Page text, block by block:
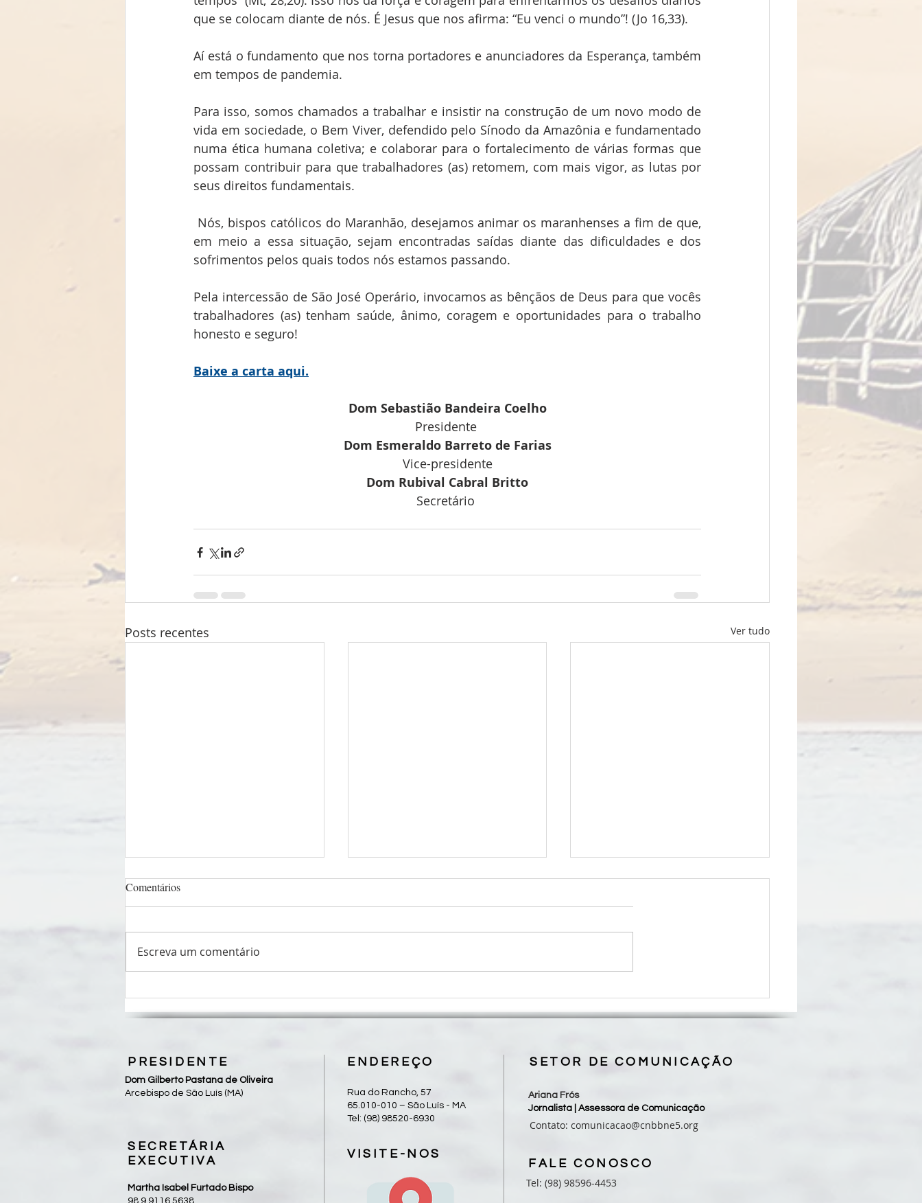
que se colocam diante de nós. É Jesus que nos afirma: “Eu venci o mundo”! (Jo 16,33).
Aí está o fundamento que nos torna portadores e anunciadores da Esperança, também
em tempos de pandemia.
Para isso, somos chamados a trabalhar e insistir na construção de um novo modo de
vida em sociedade, o Bem Viver, defendido pelo Sínodo da Amazônia e fundamentado
numa ética humana coletiva; e colaborar para o fortalecimento de várias formas que
possam contribuir para que trabalhadores (as) retomem, com mais vigor, as lutas por
seus direitos fundamentais.
em meio a essa situação, sejam encontradas saídas diante das dificuldades e dos
sofrimentos pelos quais todos nós estamos passando.
Pela intercessão de São José Operário, invocamos as bênçãos de Deus para que vocês
trabalhadores (as) tenham saúde, ânimo, coragem e oportunidades para o trabalho
honesto e seguro!
Baixe a carta aqui.
Dom Sebastião Bandeira Coelho
Presidente
Dom Esmeraldo Barreto de Farias
Vice-presidente
Dom Rubival Cabral Britto
Secretário
Posts recentes Ver tudo
Fórum Nacional de Combate aos
Palavra - 18º Domingo do
realiza 10° Encontro Estadual,
Comentários
Escreva um comentário
PRESIDENTE
Dom Gilberto Pastana de Oliveira
Arcebispo de São Luís (MA)
SECRETÁRIA
EXECUTIVA
Martha Isabel Furtado Bispo
98 9 9116 5638
ENDEREÇO
Rua do Rancho, 57
65.010-010 – São Luís - MA
Tel: (98) 98520-6930
VISITE-NOS
SETOR DE COMUNICAÇÃO
Contato: comunicacao@cnbbne5.org
Ariana Frós
Jornalista | Assessora de Comunicação
FALE CONOSCO
Tel: (98) 98596-4453